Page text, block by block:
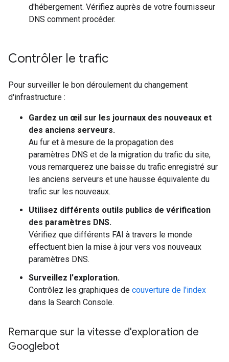
d'hébergement. Vérifiez auprès de votre fournisseur
DNS comment procéder.
Contrôler le trafic
Pour surveiller le bon déroulement du changement
d'infrastructure :
Gardez un œil sur les journaux des nouveaux et
des anciens serveurs.
Au fur et à mesure de la propagation des
paramètres DNS et de la migration du trafic du site,
vous remarquerez une baisse du trafic enregistré sur
les anciens serveurs et une hausse équivalente du
trafic sur les nouveaux.
Utilisez différents outils publics de vérification
des paramètres DNS.
Vérifiez que différents FAI à travers le monde
effectuent bien la mise à jour vers vos nouveaux
paramètres DNS.
Surveillez l'exploration.
Contrôlez les graphiques de couverture de l'index
dans la Search Console.
Remarque sur la vitesse d'exploration de
Googlebot